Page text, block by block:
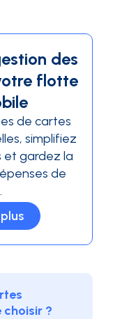
des
flotte
de cartes
simplifiez
et gardez la
de
choisir ?